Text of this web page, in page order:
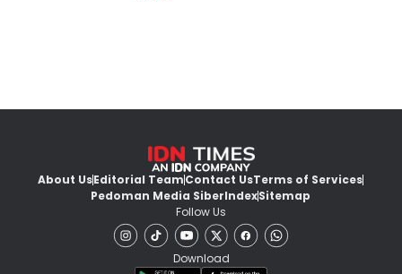
About UsEditorial TeamContact UsTerms of Services
Pedoman Media SiberIndexSitemap
Follow Us
Download